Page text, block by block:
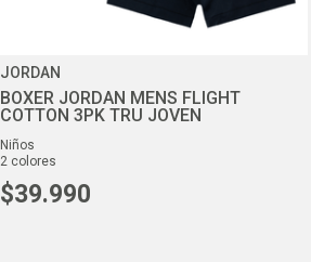
JORDAN
BOXER JORDAN MENS FLIGHT
COTTON 3PK TRU JOVEN
niños
2 colores
$39.990